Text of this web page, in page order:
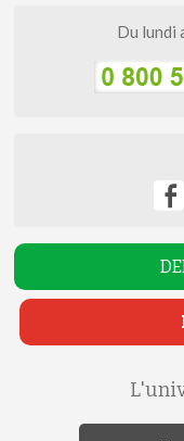
Du lundi